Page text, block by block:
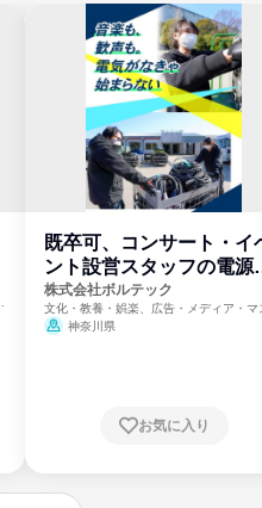
既卒可、コンサート・イ
ント設営スタッフの電源
門
株式会社ボルテック
文化・教養・娯楽、広告・メディア・マ
ミ、電力・ガス・水道・エネルギー
神奈川県
お気に入り